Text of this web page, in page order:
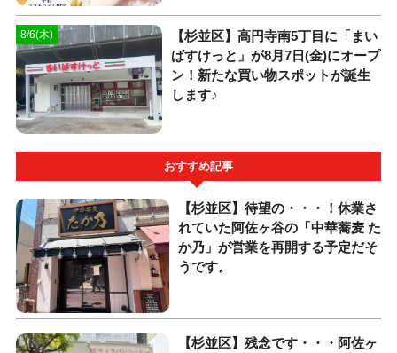
8/6(木)
【杉並区】高円寺南5丁目に「まい
ばすけっと」が8月7日(金)にオープ
ン！新たな買い物スポットが誕生
します♪
おすすめ記事
【杉並区】待望の・・・！休業さ
れていた阿佐ヶ谷の「中華蕎麦 た
か乃」が営業を再開する予定だそ
うです。
【杉並区】残念です・・・阿佐ヶ